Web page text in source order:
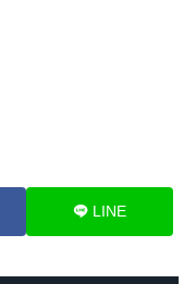
LINE